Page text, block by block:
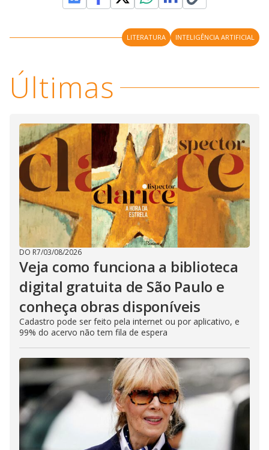
LITERATURA INTELIGÊNCIA ARTIFICIAL
Últimas
DO R7/03/08/2026
Veja como funciona a biblioteca
digital gratuita de São Paulo e
conheça obras disponíveis
Cadastro pode ser feito pela internet ou por aplicativo, e
99% do acervo não tem fila de espera